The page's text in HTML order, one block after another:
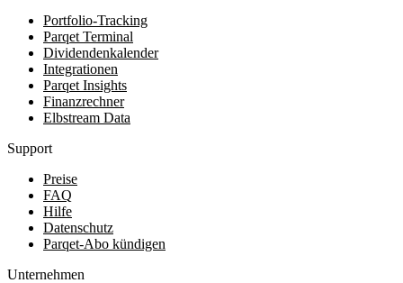
Portfolio-Tracking
Parqet Terminal
Dividendenkalender
Integrationen
Parqet Insights
Finanzrechner
Elbstream Data
Support
Preise
FAQ
Hilfe
Datenschutz
Parqet-Abo kündigen
Unternehmen